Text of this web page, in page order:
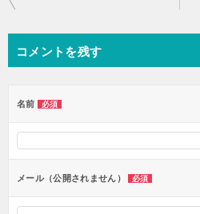
稿
ナ
ビ
シ
ョ
ン
コメントを残す
名前 必須
メール（公開されません） 必須